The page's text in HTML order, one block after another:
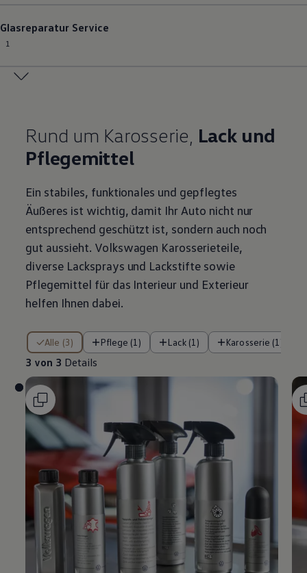
Glasreparatur Service
1
Rund um Karosserie, Lack und
Pflegemittel
Ein stabiles, funktionales und gepflegtes
Äußeres ist wichtig, damit Ihr Auto nicht nur
entsprechend geschützt ist, sondern auch noch
gut aussieht. Volkswagen Karosserieteile,
diverse Lacksprays und Lackstifte sowie
Pflegemittel für das Interieur und Exterieur
helfen Ihnen dabei.
Alle (3) Pflege (1) Lack (1) Karosserie (1)
3 von 3 Details
3 von 3 Details